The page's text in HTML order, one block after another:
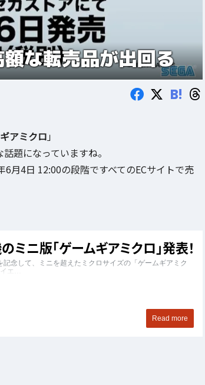
な転売品が出回る
B!
アミクロ 」
題になっていますね。
月4日 12:00の段階ですべてのECサイトで売